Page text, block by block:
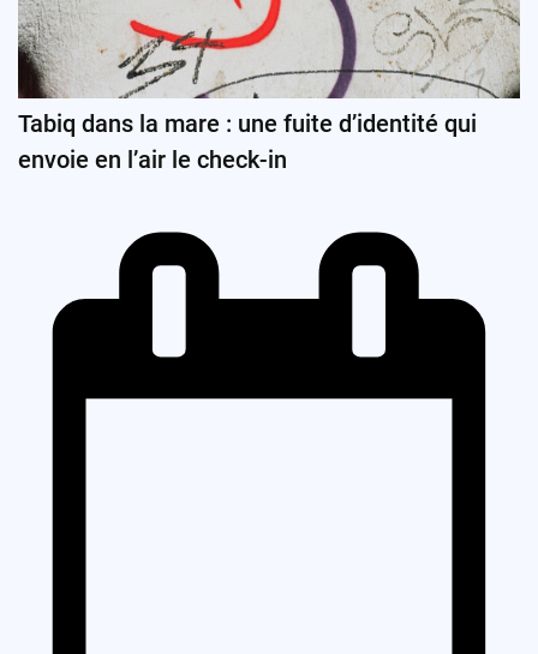
Tabiq dans la mare : une fuite d’identité qui
envoie en l’air le check-in